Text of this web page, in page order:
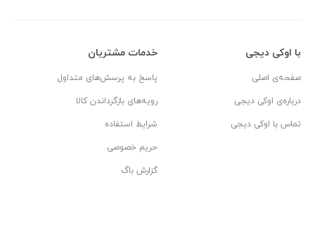
با اوکی دیجی
صفحه‌ی اصلی
درباره‌ی اوکی دیجی
تماس با اوکی دیجی
خدمات مشتریان
پاسخ به پرسش‌های متداول
رویه‌های بازگرداندن کالا
شرایط استفاده
حریم خصوصی
گزارش باگ